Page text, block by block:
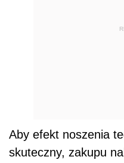
Aby efekt noszenia
skuteczny, zakupu